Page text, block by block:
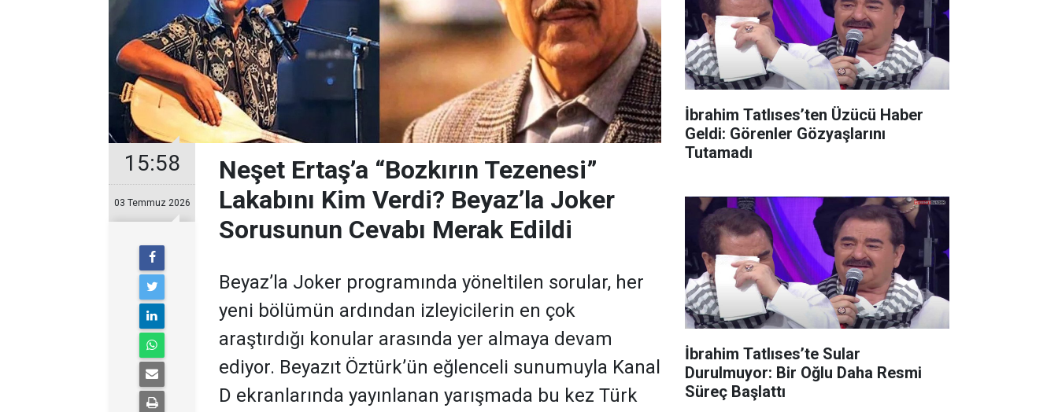
15:58
03 Temmuz 2026
Neşet Ertaş’a “Bozkırın Tezenesi”
Lakabını Kim Verdi? Beyaz’la Joker
Sorusunun Cevabı Merak Edildi
Beyaz’la Joker programında yöneltilen sorular, her
yeni bölümün ardından izleyicilerin en çok
araştırdığı konular arasında yer almaya devam
ediyor. Beyazıt Öztürk’ün eğlenceli sunumuyla Kanal
D ekranlarında yayınlanan yarışmada bu kez Türk
İbrahim Tatlıses’ten Üzücü Haber
Geldi: Görenler Gözyaşlarını
Tutamadı
İbrahim Tatlıses’te Sular
Durulmuyor: Bir Oğlu Daha Resmi
Süreç Başlattı